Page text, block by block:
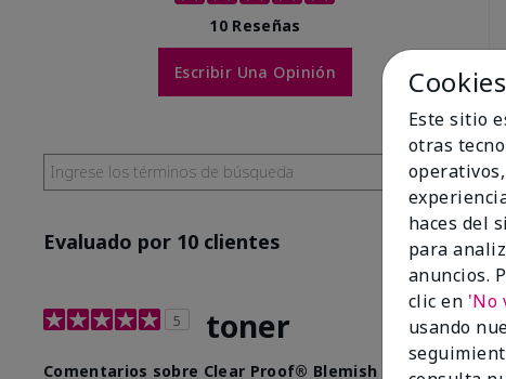
10 Reseñas
Escribir Una Opinión
Evaluado por 10 clientes
5 toner
Comentarios sobre Clear Proof® Blemish Control Toner**
Cookies
Este sitio
otras
haces del
para
anuncios.
clic en 'No
usando